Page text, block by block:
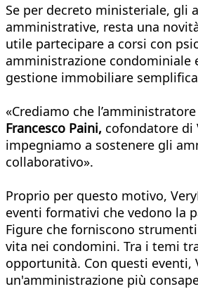
Se per decreto ministeriale, gli
amministrative, resta una
utile partecipare a corsi con
amministrazione condominiale
gestione immobiliare
«Crediamo che
Francesco Paini, cofondatore di
impegniamo a sostenere gli
collaborativo».
Proprio per questo motivo,
eventi formativi che vedono la
Figure che forniscono
vita nei condomini. Tra i temi
opportunità. Con questi
un'amministrazione più